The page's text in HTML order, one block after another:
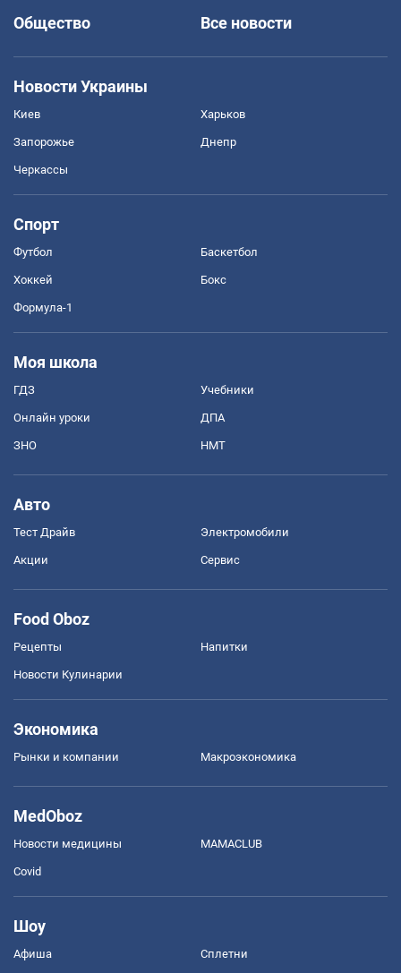
Общество
Все новости
Новости Украины
Киев Харьков
Запорожье Днепр
Черкассы
Спорт
Футбол Баскетбол
Хоккей Бокс
Формула-1
Моя школа
ГДЗ Учебники
Онлайн уроки ДПА
ЗНО НМТ
Авто
Тест Драйв Электромобили
Акции Сервис
Food Oboz
Рецепты Напитки
Новости Кулинарии
Экономика
Рынки и компании Mакроэкономика
MedOboz
Новости медицины MAMACLUB
Covid
Шоу
Афиша Сплетни